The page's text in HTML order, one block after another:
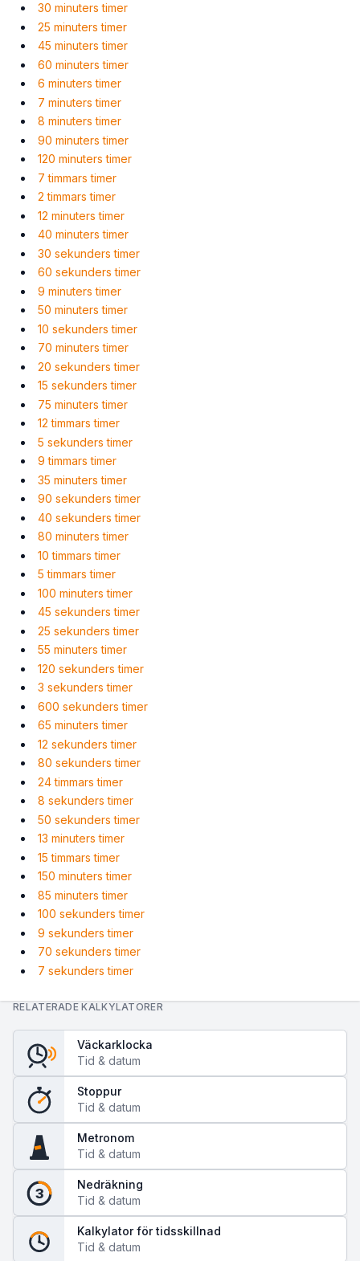
30 minuters timer
25 minuters timer
45 minuters timer
60 minuters timer
6 minuters timer
7 minuters timer
8 minuters timer
90 minuters timer
120 minuters timer
7 timmars timer
2 timmars timer
12 minuters timer
40 minuters timer
30 sekunders timer
60 sekunders timer
9 minuters timer
50 minuters timer
10 sekunders timer
70 minuters timer
20 sekunders timer
15 sekunders timer
75 minuters timer
12 timmars timer
5 sekunders timer
9 timmars timer
35 minuters timer
90 sekunders timer
40 sekunders timer
80 minuters timer
10 timmars timer
5 timmars timer
100 minuters timer
45 sekunders timer
25 sekunders timer
55 minuters timer
120 sekunders timer
3 sekunders timer
600 sekunders timer
65 minuters timer
12 sekunders timer
80 sekunders timer
24 timmars timer
8 sekunders timer
50 sekunders timer
13 minuters timer
15 timmars timer
150 minuters timer
85 minuters timer
100 sekunders timer
9 sekunders timer
70 sekunders timer
7 sekunders timer
RELATERADE KALKYLATORER
Väckarklocka
Tid & datum
Stoppur
Tid & datum
Metronom
Tid & datum
3
Nedräkning
Tid & datum
Kalkylator för tidsskillnad
Tid & datum